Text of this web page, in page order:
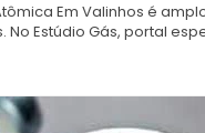
Em Valinhos é
Estúdio Gás, portal